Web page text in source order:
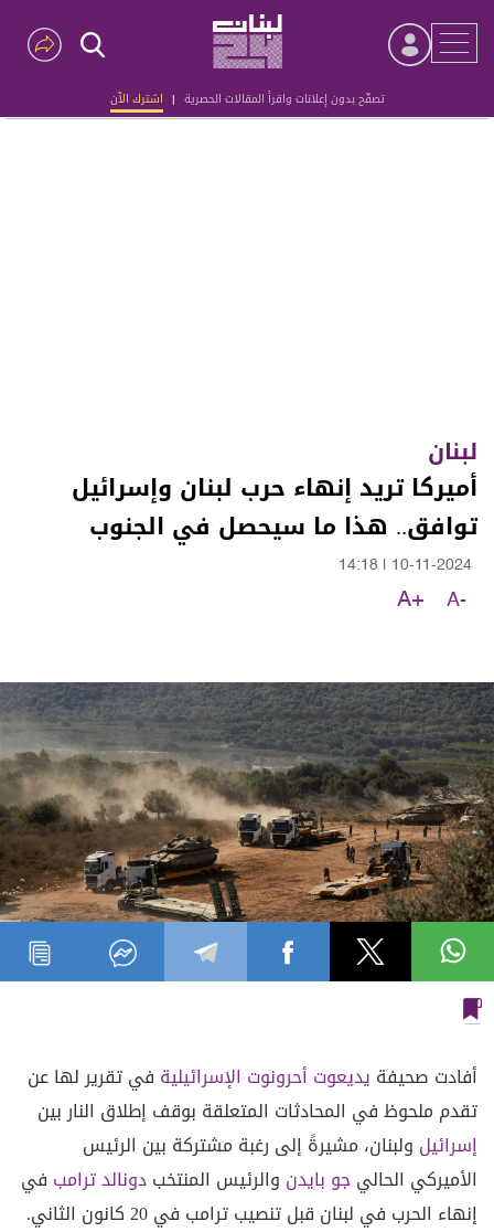
تصفّح بدون إعلانات واقرأ المقالات الحصرية | اشترك الآن
Advertisement
لبنان
أميركا تريد إنهاء حرب لبنان وإسرائيل
توافق.. هذا ما سيحصل في الجنوب
10-11-2024
14:18
A-
A+
أفادت صحيفة يديعوت أحرونوت الإسرائيلية في تقرير لها عن
تقدم ملحوظ في المحادثات المتعلقة بوقف إطلاق النار بين
إسرائيل ولبنان، مشيرةً إلى رغبة مشتركة بين الرئيس
الأميركي الحاليجو بايدن والرئيس المنتخبدونالد ترامب في
إنهاء الحرب في لبنان قبل تنصيب ترامب في 20 كانون الثاني.